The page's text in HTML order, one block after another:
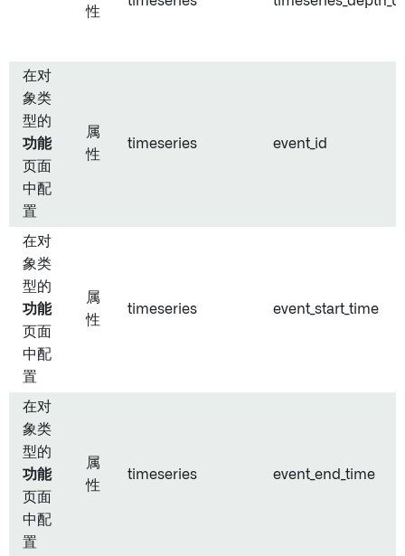
性
在对
象类
型的
功能
页面
中配
置
属
性
timeseries event_id
在对
象类
型的
功能
页面
中配
置
属
性
timeseries event_start_time
在对
象类
型的
功能
页面
中配
置
属
性
timeseries event_end_time